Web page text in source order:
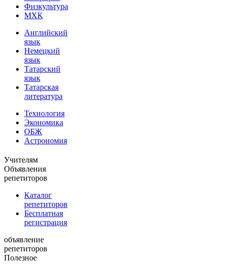
Физкультура
МХК
Английский
язык
Немецкий
язык
Татарский
язык
Татарская
литература
Технология
Экономика
ОБЖ
Астрономия
Учителям
Объявления
репетиторов
Каталог
репетиторов
Бесплатная
регистрация
объявление
репетиторов
Полезное